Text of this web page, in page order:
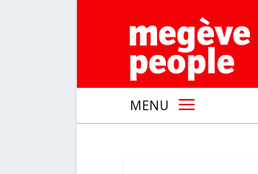
MENU